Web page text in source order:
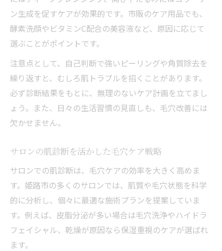
ン生成を促すケアが効果的です。市販のケア用品でも、
酵素洗顔やビタミンC配合の美容液など、原因に応じて
選ぶことがポイントです。
注意点として、自己判断で強いピーリングや角質除去を
繰り返すと、むしろ肌トラブルを招くことがあります。
必ず診断結果をもとに、無理のないケア計画を立てまし
ょう。また、日々の生活習慣の見直しも、毛穴改善には
欠かせません。
サロンの肌診断を活かした毛穴ケア戦略
サロンでの肌診断は、毛穴ケアの効率を大きく高めま
す。姫路市の多くのサロンでは、肌質や毛穴状態を科学
的に分析し、個々に最適な施術プランを提案していま
す。例えば、皮脂分泌が多い場合は毛穴洗浄やハイドラ
フェイシャル、乾燥が原因なら保湿重視のケアが選ばれ
ます。